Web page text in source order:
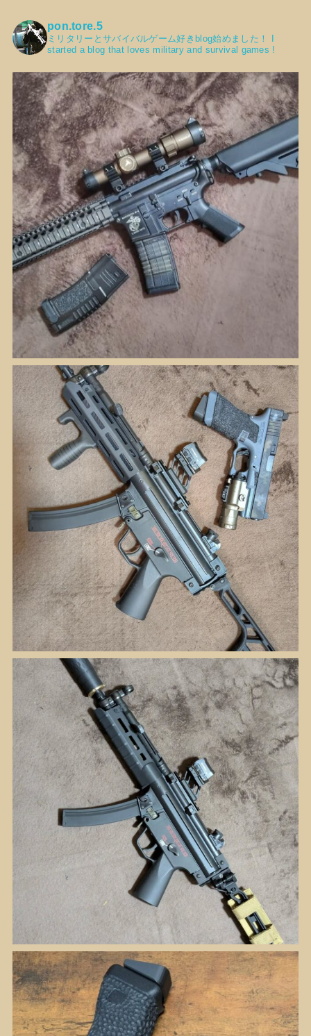
pon.tore.5
ミリタリーとサバイバルゲーム好きblog始めました！
started a blog that loves military and survival games !